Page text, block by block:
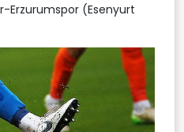
Erzurumspor (Esenyurt